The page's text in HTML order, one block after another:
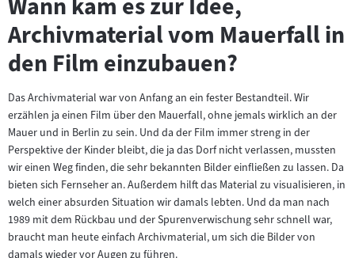
Wann kam es zur Idee,
Archivmaterial vom Mauerfall in
den Film einzubauen?
Das Archivmaterial war von Anfang an ein fester Bestandteil. Wir
erzählen ja einen Film über den Mauerfall, ohne jemals wirklich an der
Mauer und in Berlin zu sein. Und da der Film immer streng in der
Perspektive der Kinder bleibt, die ja das Dorf nicht verlassen, mussten
wir einen Weg finden, die sehr bekannten Bilder einfließen zu lassen. Da
bieten sich Fernseher an. Außerdem hilft das Material zu visualisieren, in
welch einer absurden Situation wir damals lebten. Und da man nach
1989 mit dem Rückbau und der Spurenverwischung sehr schnell war,
braucht man heute einfach Archivmaterial, um sich die Bilder von
damals wieder vor Augen zu führen.